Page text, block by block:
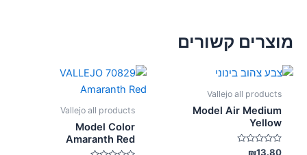
מוצרים קשורים
Vallejo all products
Model Air Medium
Yellow
דורג
₪13.80
Vallejo all products
Model Color
Amaranth Red